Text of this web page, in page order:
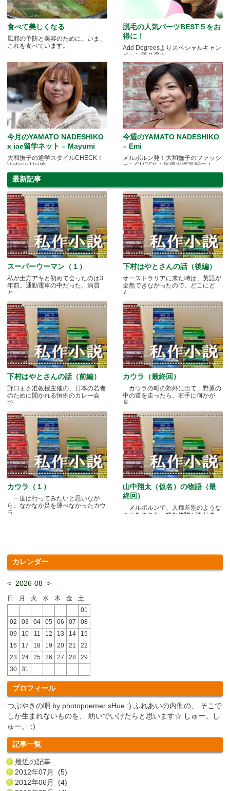
食べて美しくなる
風邪の予防と美容のために、いま、
これを食べています。
脱毛の人気パーツBEST５をお
得に！
Add Degreesよりスペシャルキャン
ペーン第２弾☆
今月のYAMATO NADESHIKO
x iae留学ネット – Mayumi
大和撫子の通学スタイルCHECK！
Victoria Uni編
今週のYAMATO NADESHIKO
– Emi
メルボルン発！大和撫子のファッシ
ョンCHECK！毎週水曜更新中！
最新記事
スーパーウーマン（１）
私が土方アキと初めて会ったのは3
年前。通勤電車の中だった。満員
と.....
下村はやとさんの話（後編）
オーストラリアに来た時は、英語が
全然できなかったので、どこにど
ん.....
下村はやとさんの話（前編）
野口まさ准教授主催の、日本の若者
のために開かれる恒例のカレー会
で.....
カウラ（最終回）
カウラの町の郊外に出て、野原の
中の道を走ったら、右手に何かが
見.....
カウラ（１）
一度は行ってみたいと思いなが
ら、なかなか足を運べなかったカウ
ラ.....
山中翔太（仮名）の物語（最
終回）
メルボルンで、人種差別のような
ことをされた、嫌な体験がありま
カレンダー
< 2026-08 >
日 月 火 水 木 金
土
01
02
03 04 05 06 07
08
09
10 11 12 13 14
15
16
17 18 19 20 21
22
23
24 25 26 27 28
29
30
31
プロフィール
つぶやきの唄 by photopoemer sHue :) ふれあいの内側の、 そこで
しか生まれないものを、 紡いでいけたらと思います☆ しゅー。し
ゅー。 :)
記事一覧
最近の記事
2012年07月 (5)
2012年06月 (4)